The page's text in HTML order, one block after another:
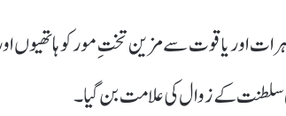
اور یاقوت سے مزین تختِ مور کو ہاتھیوں
سلطنت کے زوال کی علامت بن گیا۔